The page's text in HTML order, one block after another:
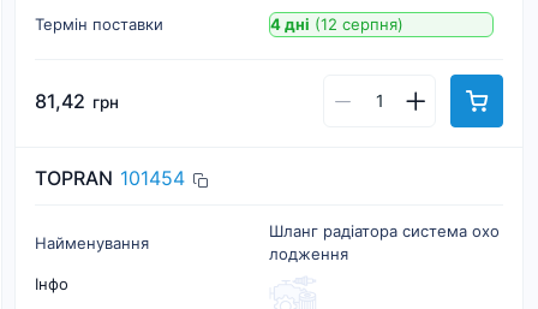
Термін поставки
4 дні (12 серпня)
81,42 грн
TOPRAN 101454
Найменування
Шланг радіатора система охо
лодження
Інфо